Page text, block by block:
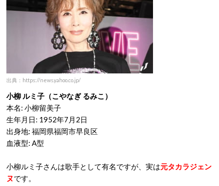
出典：https://news.yahoo.co.jp/
小柳 ルミ子（こやなぎ るみこ）
本名: 小柳留美子
生年月日: 1952年7月2日
出身地: 福岡県福岡市早良区
血液型: A型
小柳ルミ子さんは歌手として有名ですが、実は元タカラジェン
ヌです。